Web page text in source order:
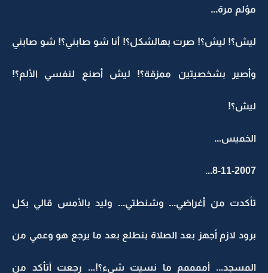
مؤلم مرة...
ليش؟! ليش؟! صرت بهالشكل؟! أنا شو صابني؟! شو صابني
وأصير بشخصيتين ممزقة؟! ليش أصنع لنفسي الألم؟!
ليش؟!
الخميس...
8-11-2007...
تأكدت من أغراضي... وشنطتي... وليد بالأمس قالي بكل
برود لازم أجهز بعد الصلاة بنطلع بعد ما يرجع هو وعمي من
المسجد... أممممم ما نسيت شيء؟!... رجعت أتأكد من